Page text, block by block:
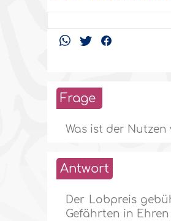
Frage
Was ist der
Antwort
Der Lobpreis
Gefährten in